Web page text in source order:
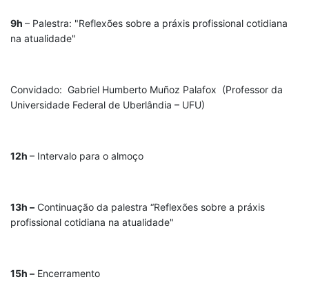
9h – Palestra: "Reflexões sobre a práxis profissional cotidiana
na atualidade"
Convidado: Gabriel Humberto Muñoz Palafox (Professor da
Universidade Federal de Uberlândia – UFU)
12h – Intervalo para o almoço
13h – Continuação da palestra “Reflexões sobre a práxis
profissional cotidiana na atualidade"
15h – Encerramento